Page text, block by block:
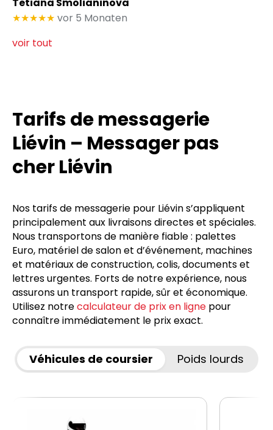
★★★★★ vor 5 Monaten
voir tout
Tarifs de messagerie
Liévin – Messager pas
cher Liévin
Nos tarifs de messagerie pour Liévin s’appliquent
principalement aux livraisons directes et spéciales.
Nous transportons de manière fiable : palettes
Euro, matériel de salon et d’événement, machines
et matériaux de construction, colis, documents et
lettres urgentes. Forts de notre expérience, nous
assurons un transport rapide, sûr et économique.
Utilisez notrecalculateur de prix en ligne pour
connaître immédiatement le prix exact.
Véhicules de coursier Poids lourds